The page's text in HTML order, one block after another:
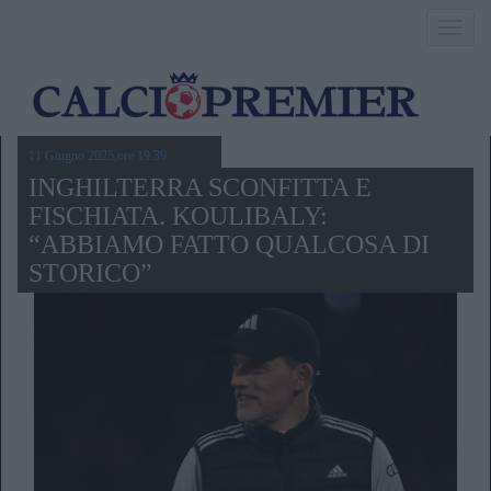
11 Giugno 2025,ore 19.39
INGHILTERRA SCONFITTA E
FISCHIATA. KOULIBALY:
“ABBIAMO FATTO QUALCOSA DI
STORICO”